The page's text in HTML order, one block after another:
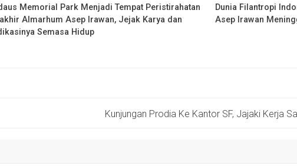
Memorial Park Menjadi Tempat Peristirahatan
Almarhum Asep Irawan, Jejak Karya dan
Semasa Hidup
Dunia Filantropi
Asep Irawan
Kunjungan Prodia Ke Kantor SF, Jajaki Kerja